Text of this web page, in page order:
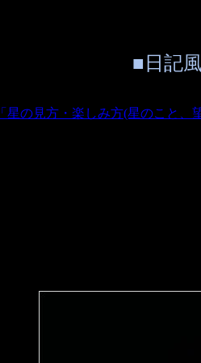
■日記
「星の見方・楽しみ方(星のこと、